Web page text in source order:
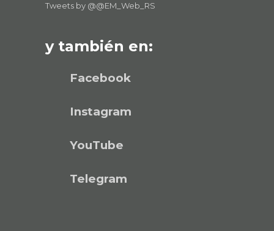
Tweets by @@EM_Web_RS
y también en:
Facebook
Instagram
YouTube
Telegram